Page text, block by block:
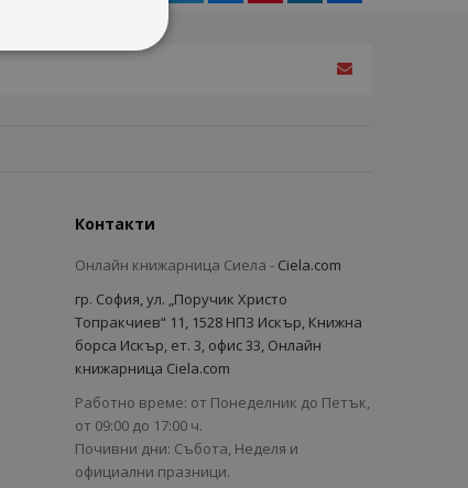
Контакти
Онлайн книжарница Сиела - Ciela.com
гр. София, ул. „Поручик Христо
Топракчиев“ 11, 1528 НПЗ Искър, Книжна
борса Искър, ет. 3, офис 33, Онлайн
книжарница Ciela.com
Работно време: от Понеделник до Петък,
от 09:00 до 17:00 ч.
Почивни дни: Събота, Неделя и
официални празници.